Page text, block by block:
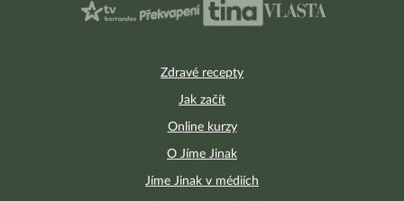
Zdravé recepty
Jak začít
Online kurzy
O Jíme Jinak
Jíme Jinak v médiích